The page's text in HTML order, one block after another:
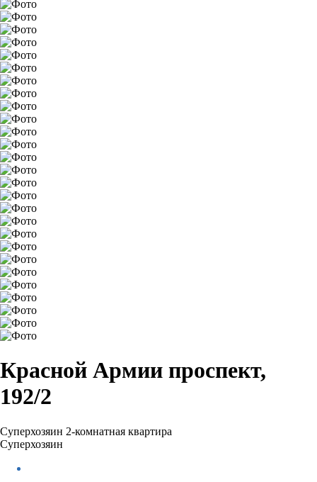
Красной Армии проспект,
192/2
Суперхозяин 2-комнатная квартира
Суперхозяин